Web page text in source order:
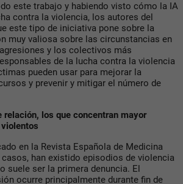
este trabajo y habiendo visto cómo la IA
contra la violencia, los autores del
este tipo de iniciativa pone sobre la
muy valiosa sobre las circunstancias en
y los colectivos más
de la lucha contra la violencia
pueden usar para mejorar la
y prevenir y mitigar el número de
relación, los que concentran mayor
en la Revista Española de Medicina
casos, han existido episodios de violencia
suele ser la primera denuncia. El
ocurre principalmente durante fin de